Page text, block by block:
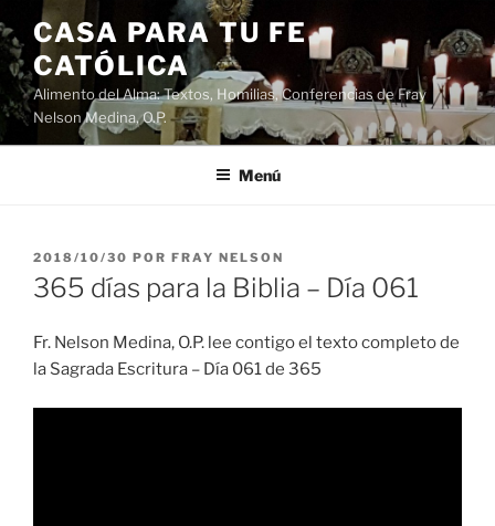
Saltar
al
contenido
CASA PARA TU FE
CATÓLICA
Alimento del Alma: Textos, Homilias, Conferencias de Fray
Nelson Medina, O.P.
Menú
PUBLICADO
EL
2018/10/30 POR FRAY NELSON
365 días para la Biblia – Día 061
Fr. Nelson Medina, O.P. lee contigo el texto completo de
la Sagrada Escritura – Día 061 de 365